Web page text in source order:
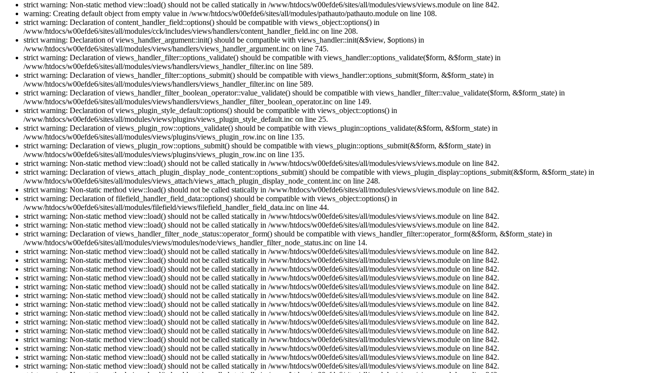
strict warning: Non-static method view::load() should not be called statically in /www/htdocs/w00efde6/sites/all/modules/views/views.module on line 842.
warning: Creating default object from empty value in /www/htdocs/w00efde6/sites/all/modules/pathauto/pathauto.module on line 108.
strict warning: Declaration of content_handler_field::options() should be compatible with views_object::options() in
/www/htdocs/w00efde6/sites/all/modules/cck/includes/views/handlers/content_handler_field.inc on line 208.
strict warning: Declaration of views_handler_argument::init() should be compatible with views_handler::init(&$view, $options) in
/www/htdocs/w00efde6/sites/all/modules/views/handlers/views_handler_argument.inc on line 745.
strict warning: Declaration of views_handler_filter::options_validate() should be compatible with views_handler::options_validate($form, &$form_state) in
/www/htdocs/w00efde6/sites/all/modules/views/handlers/views_handler_filter.inc on line 589.
strict warning: Declaration of views_handler_filter::options_submit() should be compatible with views_handler::options_submit($form, &$form_state) in
/www/htdocs/w00efde6/sites/all/modules/views/handlers/views_handler_filter.inc on line 589.
strict warning: Declaration of views_handler_filter_boolean_operator::value_validate() should be compatible with views_handler_filter::value_validate($form, &$form_state) in
/www/htdocs/w00efde6/sites/all/modules/views/handlers/views_handler_filter_boolean_operator.inc on line 149.
strict warning: Declaration of views_plugin_style_default::options() should be compatible with views_object::options() in
/www/htdocs/w00efde6/sites/all/modules/views/plugins/views_plugin_style_default.inc on line 25.
strict warning: Declaration of views_plugin_row::options_validate() should be compatible with views_plugin::options_validate(&$form, &$form_state) in
/www/htdocs/w00efde6/sites/all/modules/views/plugins/views_plugin_row.inc on line 135.
strict warning: Declaration of views_plugin_row::options_submit() should be compatible with views_plugin::options_submit(&$form, &$form_state) in
/www/htdocs/w00efde6/sites/all/modules/views/plugins/views_plugin_row.inc on line 135.
strict warning: Non-static method view::load() should not be called statically in /www/htdocs/w00efde6/sites/all/modules/views/views.module on line 842.
strict warning: Declaration of views_attach_plugin_display_node_content::options_submit() should be compatible with views_plugin_display::options_submit(&$form, &$form_state) in
/www/htdocs/w00efde6/sites/all/modules/views_attach/views_attach_plugin_display_node_content.inc on line 248.
strict warning: Non-static method view::load() should not be called statically in /www/htdocs/w00efde6/sites/all/modules/views/views.module on line 842.
strict warning: Declaration of filefield_handler_field_data::options() should be compatible with views_object::options() in
/www/htdocs/w00efde6/sites/all/modules/filefield/views/filefield_handler_field_data.inc on line 44.
strict warning: Non-static method view::load() should not be called statically in /www/htdocs/w00efde6/sites/all/modules/views/views.module on line 842.
strict warning: Non-static method view::load() should not be called statically in /www/htdocs/w00efde6/sites/all/modules/views/views.module on line 842.
strict warning: Declaration of views_handler_filter_node_status::operator_form() should be compatible with views_handler_filter::operator_form(&$form, &$form_state) in
/www/htdocs/w00efde6/sites/all/modules/views/modules/node/views_handler_filter_node_status.inc on line 14.
strict warning: Non-static method view::load() should not be called statically in /www/htdocs/w00efde6/sites/all/modules/views/views.module on line 842.
strict warning: Non-static method view::load() should not be called statically in /www/htdocs/w00efde6/sites/all/modules/views/views.module on line 842.
strict warning: Non-static method view::load() should not be called statically in /www/htdocs/w00efde6/sites/all/modules/views/views.module on line 842.
strict warning: Non-static method view::load() should not be called statically in /www/htdocs/w00efde6/sites/all/modules/views/views.module on line 842.
strict warning: Non-static method view::load() should not be called statically in /www/htdocs/w00efde6/sites/all/modules/views/views.module on line 842.
strict warning: Non-static method view::load() should not be called statically in /www/htdocs/w00efde6/sites/all/modules/views/views.module on line 842.
strict warning: Non-static method view::load() should not be called statically in /www/htdocs/w00efde6/sites/all/modules/views/views.module on line 842.
strict warning: Non-static method view::load() should not be called statically in /www/htdocs/w00efde6/sites/all/modules/views/views.module on line 842.
strict warning: Non-static method view::load() should not be called statically in /www/htdocs/w00efde6/sites/all/modules/views/views.module on line 842.
strict warning: Non-static method view::load() should not be called statically in /www/htdocs/w00efde6/sites/all/modules/views/views.module on line 842.
strict warning: Non-static method view::load() should not be called statically in /www/htdocs/w00efde6/sites/all/modules/views/views.module on line 842.
strict warning: Non-static method view::load() should not be called statically in /www/htdocs/w00efde6/sites/all/modules/views/views.module on line 842.
strict warning: Non-static method view::load() should not be called statically in /www/htdocs/w00efde6/sites/all/modules/views/views.module on line 842.
strict warning: Non-static method view::load() should not be called statically in /www/htdocs/w00efde6/sites/all/modules/views/views.module on line 842.